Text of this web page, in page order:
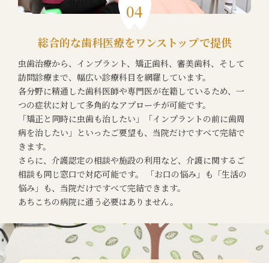
04
総合的な歯科医療をワンストップで提供
虫歯治療から、インプラント、矯正歯科、審美歯科、そして
訪問診療まで、幅広い診療科目を網羅しています。
各分野に精通した歯科医師や専門医が在籍しているため、一
つの症状に対して多角的なアプローチが可能です。
「矯正と同時に虫歯も治したい」「インプラントの前に歯周
病を治したい」といったご要望も、当院だけですべて完結で
きます。
さらに、介護認定の相談や施設の利用など、介護に関するご
相談も同じ窓口で対応可能です。 「お口の悩み」も「生活の
悩み」も、当院だけですべて完結できます。
あちこちの病院に通う必要はありません。